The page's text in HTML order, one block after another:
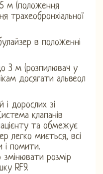
м (положення
трахеобронхіальної
в положенні
3 м (розпилювач у
досягати альвеол
і дорослих зі
клапанів
та обмежує
легко миється, всі
і помити.
змінювати розмір
RF9.